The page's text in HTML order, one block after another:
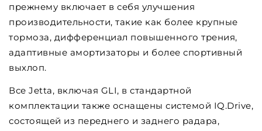
прежнему включает в себя улучшения
производительности, такие как более крупные
тормоза, дифференциал повышенного трения,
адаптивные амортизаторы и более спортивный
выхлоп.
Все Jetta, включая GLI, в стандартной
комплектации также оснащены системой IQ.Drive,
состоящей из переднего и заднего радара,